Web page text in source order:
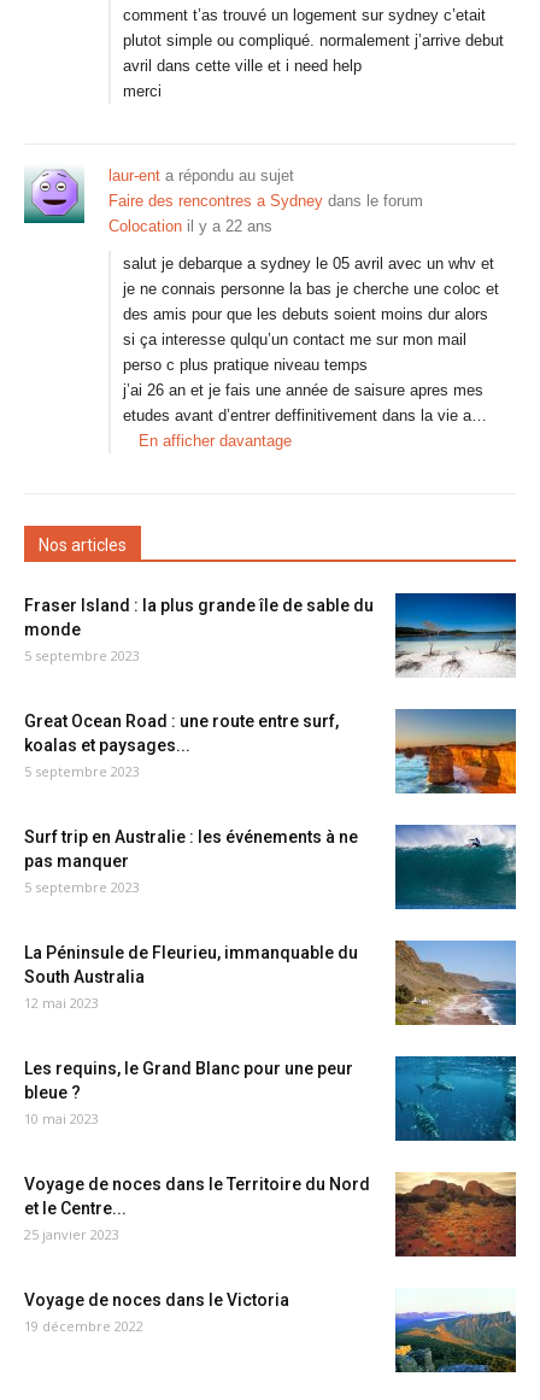
comment t’as trouvé un logement sur sydney c’etait
plutot simple ou compliqué. normalement j’arrive debut
avril dans cette ville et i need help
merci
laur-ent a répondu au sujet
Faire des rencontres a Sydney dans le forum
Colocation il y a 22 ans
salut je debarque a sydney le 05 avril avec un whv et
je ne connais personne la bas je cherche une coloc et
des amis pour que les debuts soient moins dur alors
si ça interesse qulqu’un contact me sur mon mail
perso c plus pratique niveau temps
j’ai 26 an et je fais une année de saisure apres mes
etudes avant d’entrer deffinitivement dans la vie a…
En afficher davantage
Nos articles
Fraser Island : la plus grande île de sable du
monde
5 septembre 2023
Great Ocean Road : une route entre surf,
koalas et paysages...
5 septembre 2023
Surf trip en Australie : les événements à ne
pas manquer
5 septembre 2023
La Péninsule de Fleurieu, immanquable du
South Australia
12 mai 2023
Les requins, le Grand Blanc pour une peur
bleue ?
10 mai 2023
Voyage de noces dans le Territoire du Nord
et le Centre...
25 janvier 2023
Voyage de noces dans le Victoria
19 décembre 2022